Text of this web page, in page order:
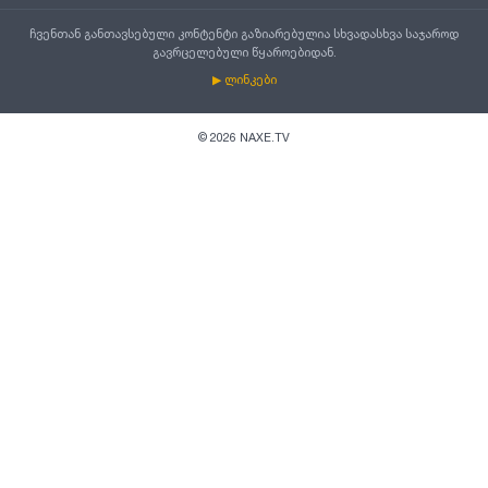
ჩვენთან განთავსებული კონტენტი გაზიარებულია სხვადასხვა საჯაროდ
გავრცელებული წყაროებიდან.
▶ ლინკები
© 2026 NAXE.TV